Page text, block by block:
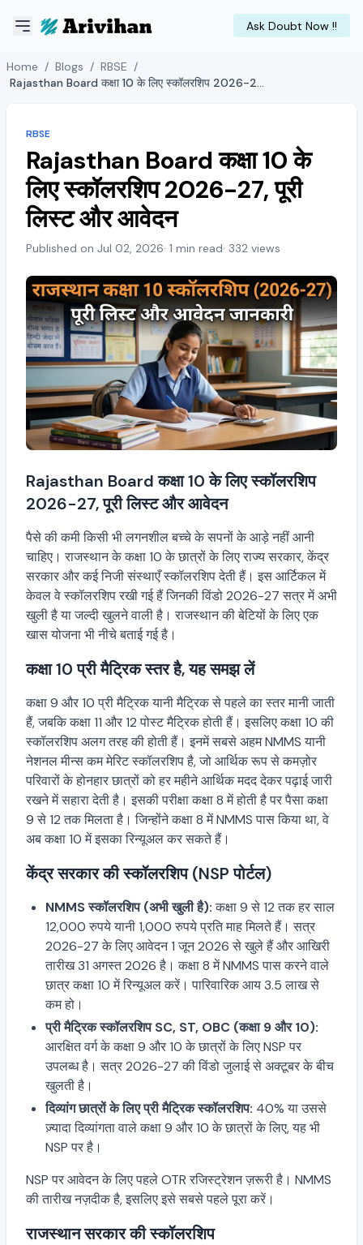
Ask Doubt Now !!
Home / Blogs / RBSE /
Rajasthan Board कक्षा 10 के लिए स्कॉलरशिप 2026-27, पूरी लिस्ट और आवेदन
RBSE
Rajasthan Board कक्षा 10 के
लिए स्कॉलरशिप 2026-27, पूरी
लिस्ट और आवेदन
Published on Jul 02, 2026· 1 min read· 332 views
Rajasthan Board कक्षा 10 के लिए स्कॉलरशिप
2026-27, पूरी लिस्ट और आवेदन
पैसे की कमी किसी भी लगनशील बच्चे के सपनों के आड़े नहीं आनी
चाहिए। राजस्थान के कक्षा 10 के छात्रों के लिए राज्य सरकार, केंद्र
सरकार और कई निजी संस्थाएँ स्कॉलरशिप देती हैं। इस आर्टिकल में
केवल वे स्कॉलरशिप रखी गई हैं जिनकी विंडो 2026-27 सत्र में अभी
खुली है या जल्दी खुलने वाली है। राजस्थान की बेटियों के लिए एक
खास योजना भी नीचे बताई गई है।
कक्षा 10 प्री मैट्रिक स्तर है, यह समझ लें
कक्षा 9 और 10 प्री मैट्रिक यानी मैट्रिक से पहले का स्तर मानी जाती
हैं, जबकि कक्षा 11 और 12 पोस्ट मैट्रिक होती हैं। इसलिए कक्षा 10 की
स्कॉलरशिप अलग तरह की होती हैं। इनमें सबसे अहम NMMS यानी
नेशनल मीन्स कम मेरिट स्कॉलरशिप है, जो आर्थिक रूप से कमज़ोर
परिवारों के होनहार छात्रों को हर महीने आर्थिक मदद देकर पढ़ाई जारी
रखने में सहारा देती है। इसकी परीक्षा कक्षा 8 में होती है पर पैसा कक्षा
9 से 12 तक मिलता है। जिन्होंने कक्षा 8 में NMMS पास किया था, वे
अब कक्षा 10 में इसका रिन्यूअल कर सकते हैं।
केंद्र सरकार की स्कॉलरशिप (NSP पोर्टल)
NMMS स्कॉलरशिप (अभी खुली है):कक्षा 9 से 12 तक हर साल
12,000 रुपये यानी 1,000 रुपये प्रति माह मिलते हैं। सत्र
2026-27 के लिए आवेदन 1 जून 2026 से खुले हैं और आखिरी
तारीख 31 अगस्त 2026 है। कक्षा 8 में NMMS पास करने वाले
छात्र कक्षा 10 में रिन्यूअल करें। पारिवारिक आय 3.5 लाख से
कम हो।
प्री मैट्रिक स्कॉलरशिप SC, ST, OBC (कक्षा 9 और 10):
आरक्षित वर्ग के कक्षा 9 और 10 के छात्रों के लिए NSP पर
उपलब्ध है। सत्र 2026-27 की विंडो जुलाई से अक्टूबर के बीच
खुलती है।
दिव्यांग छात्रों के लिए प्री मैट्रिक स्कॉलरशिप: 40% या उससे
ज़्यादा दिव्यांगता वाले कक्षा 9 और 10 के छात्रों के लिए, यह भी
NSP पर है।
NSP पर आवेदन के लिए पहले OTR रजिस्ट्रेशन ज़रूरी है। NMMS
की तारीख नज़दीक है, इसलिए इसे सबसे पहले पूरा करें।
राजस्थान सरकार की स्कॉलरशिप